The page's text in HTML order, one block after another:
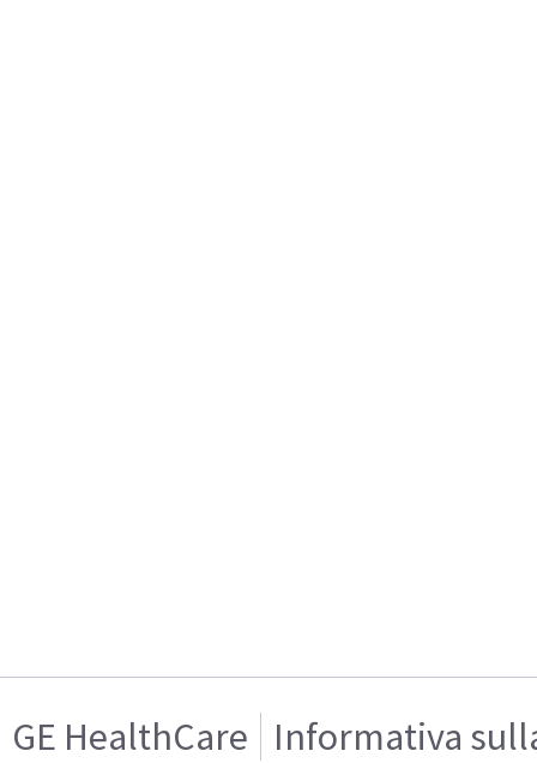
GE HealthCare Informativa